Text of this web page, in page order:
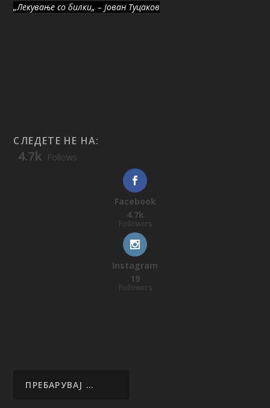
„Лекување со билки„ – Јован Туцаков
СЛЕДЕТЕ НЕ НА:
4.7k Follows
Facebook
4.7k
Followers
Instagram
19
Followers